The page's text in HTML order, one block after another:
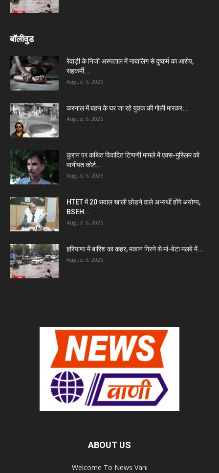
बॉलीवुड
रेवाड़ी के निजी अस्पताल में नाबालिग से दुष्कर्म का आरोप,
सहकर्मी...
August 6, 2026
करनाल में बहन के घर जा रहे युवक की गोली मारकर...
August 6, 2026
कुरान पर कथित विवादित टिप्पणी मामले में एक्स-मुस्लिम को
पानीपत कोर्ट...
August 6, 2026
HTET में 20 सवाल खाली छोड़ने वाले अभ्यर्थी होंगे अयोग्य,
BSEH...
August 6, 2026
हरियाणा में बारिश का कहर, मकान गिरने से मां-बेटा मलबे में...
August 6, 2026
ABOUT US
Welcome To News Vani